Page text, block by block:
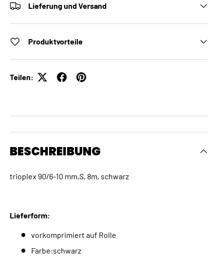
Lieferung und Versand
Produktvorteile
Teilen:
BESCHREIBUNG
trioplex 90/6-10 mm,S, 8m, schwarz
Lieferform:
vorkomprimiert auf Rolle
Farbe:schwarz